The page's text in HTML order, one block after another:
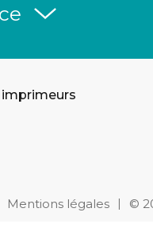
Mentions légales | ©